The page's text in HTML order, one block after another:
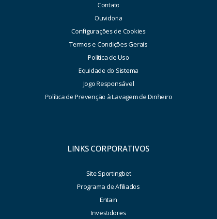
Contato
Ouvidoria
Configurações de Cookies
Termos e Condições Gerais
Política de Uso
Equidade do Sistema
Jogo Responsável
Política de Prevenção à Lavagem de Dinheiro
LINKS CORPORATIVOS
Site Sportingbet
Programa de Afiliados
Entain
Investidores